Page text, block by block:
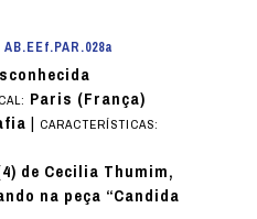
AB.EEf.PAR.028a
Paris (França)
| CARACTERÍSTICAS:
de Cecilia Thumim,
na peça “Candida